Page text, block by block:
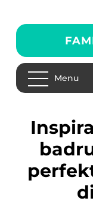
Menu
Inspiration för ett litet